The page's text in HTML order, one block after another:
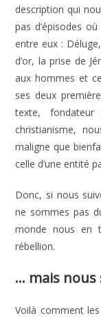
description qui
pas d’épisodes
entre eux :
d’or, la prise de
aux hommes et
ses deux
texte,
christianisme,
maligne que
celle d’une entité
Donc, si nous
ne sommes pas
monde nous en
rébellion.
… mais nous
Voilà comment